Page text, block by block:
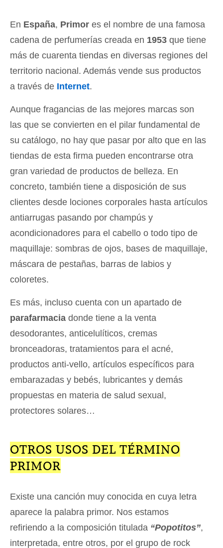
En España, Primor es el nombre de una famosa
cadena de perfumerías creada en 1953 que tiene
más de cuarenta tiendas en diversas regiones del
territorio nacional. Además vende sus productos
a través de Internet.
Aunque fragancias de las mejores marcas son
las que se convierten en el pilar fundamental de
su catálogo, no hay que pasar por alto que en las
tiendas de esta firma pueden encontrarse otra
gran variedad de productos de belleza. En
concreto, también tiene a disposición de sus
clientes desde lociones corporales hasta artículos
antiarrugas pasando por champús y
acondicionadores para el cabello o todo tipo de
maquillaje: sombras de ojos, bases de maquillaje,
máscara de pestañas, barras de labios y
coloretes.
Es más, incluso cuenta con un apartado de
parafarmacia donde tiene a la venta
desodorantes, anticelulíticos, cremas
bronceadoras, tratamientos para el acné,
productos anti-vello, artículos específicos para
embarazadas y bebés, lubricantes y demás
propuestas en materia de salud sexual,
protectores solares…
OTROS USOS DEL TÉRMINO
PRIMOR
Existe una canción muy conocida en cuya letra
aparece la palabra primor. Nos estamos
refiriendo a la composición titulada “Popotitos”,
interpretada, entre otros, por el grupo de rock